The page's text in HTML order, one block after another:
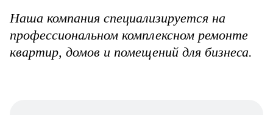
Наша компания специализируется на
профессиональном комплексном ремонте
квартир, домов и помещений для бизнеса.